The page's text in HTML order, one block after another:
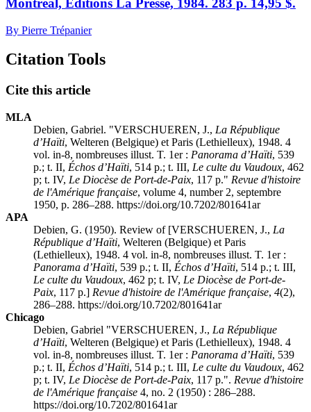
Montréal, Éditions La Presse, 1984. 283 p. 14,95 $.
By Pierre Trépanier
Citation Tools
Cite this article
MLA
Debien, Gabriel. "VERSCHUEREN, J., La République
d’Haïti, Welteren (Belgique) et Paris (Lethielleux), 1948. 4
vol. in-8, nombreuses illust. T. 1er : Panorama d’Haïti, 539
p.; t. II, Échos d’Haïti, 514 p.; t. III, Le culte du Vaudoux, 462
p; t. IV, Le Diocèse de Port-de-Paix, 117 p." Revue d'histoire
de l'Amérique française, volume 4, number 2, septembre
1950, p. 286–288. https://doi.org/10.7202/801641ar
APA
Debien, G. (1950). Review of [VERSCHUEREN, J., La
République d’Haïti, Welteren (Belgique) et Paris
(Lethielleux), 1948. 4 vol. in-8, nombreuses illust. T. 1er :
Panorama d’Haïti, 539 p.; t. II, Échos d’Haïti, 514 p.; t. III,
Le culte du Vaudoux, 462 p; t. IV, Le Diocèse de Port-de-
Paix, 117 p.] Revue d'histoire de l'Amérique française, 4(2),
286–288. https://doi.org/10.7202/801641ar
Chicago
Debien, Gabriel "VERSCHUEREN, J., La République
d’Haïti, Welteren (Belgique) et Paris (Lethielleux), 1948. 4
vol. in-8, nombreuses illust. T. 1er : Panorama d’Haïti, 539
p.; t. II, Échos d’Haïti, 514 p.; t. III, Le culte du Vaudoux, 462
p; t. IV, Le Diocèse de Port-de-Paix, 117 p.". Revue d'histoire
de l'Amérique française 4, no. 2 (1950) : 286–288.
https://doi.org/10.7202/801641ar